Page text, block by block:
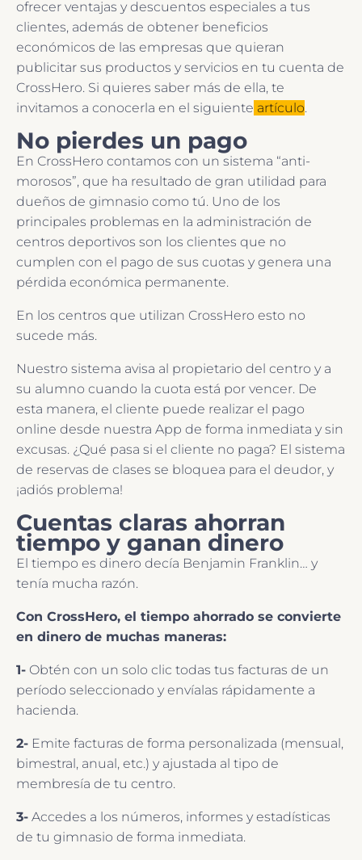
ofrecer ventajas y descuentos especiales a tus
clientes, además de obtener beneficios
económicos de las empresas que quieran
publicitar sus productos y servicios en tu cuenta de
CrossHero. Si quieres saber más de ella, te
invitamos a conocerla en el siguiente artículo.
No pierdes un pago
En CrossHero contamos con un sistema “anti-
morosos”, que ha resultado de gran utilidad para
dueños de gimnasio como tú. Uno de los
principales problemas en la administración de
centros deportivos son los clientes que no
cumplen con el pago de sus cuotas y genera una
pérdida económica permanente.
En los centros que utilizan CrossHero esto no
sucede más.
Nuestro sistema avisa al propietario del centro y a
su alumno cuando la cuota está por vencer. De
esta manera, el cliente puede realizar el pago
online desde nuestra App de forma inmediata y sin
excusas. ¿Qué pasa si el cliente no paga? El sistema
de reservas de clases se bloquea para el deudor, y
¡adiós problema!
Cuentas claras ahorran
tiempo y ganan dinero
El tiempo es dinero decía Benjamin Franklin… y
tenía mucha razón.
Con CrossHero, el tiempo ahorrado se convierte
en dinero de muchas maneras:
1- Obtén con un solo clic todas tus facturas de un
período seleccionado y envíalas rápidamente a
hacienda.
2- Emite facturas de forma personalizada (mensual,
bimestral, anual, etc.) y ajustada al tipo de
membresía de tu centro.
3- Accedes a los números, informes y estadísticas
de tu gimnasio de forma inmediata.